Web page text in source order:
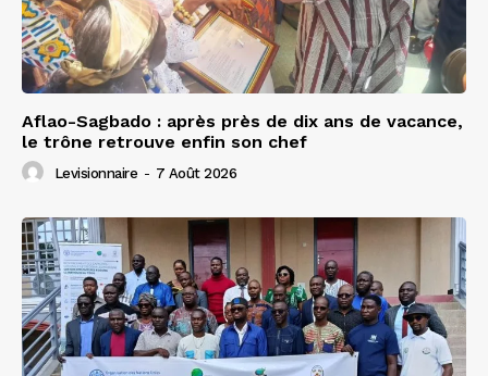
Aflao-Sagbado : après près de dix ans de vacance,
le trône retrouve enfin son chef
Levisionnaire - 7 Août 2026